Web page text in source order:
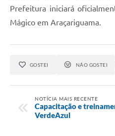
Prefeitura iniciará
Mágico em Araçariguama.
GOSTEI NÃO GOSTEI
NOTÍCIA MAIS RECENTE
Capacitação e
VerdeAzul